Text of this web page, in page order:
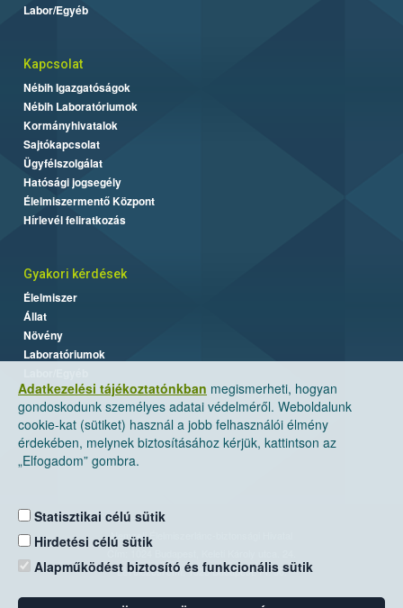
Adatkezelési tájékoztatónkban megismerheti, hogyan
gondoskodunk személyes adatai védelméről. Weboldalunk
cookie-kat (sütiket) használ a jobb felhasználói élmény
érdekében, melynek biztosításához kérjük, kattintson az
„Elfogadom” gombra.
Statisztikai célú sütik
Hirdetési célú sütik
Alapműködést biztosító és funkcionális sütik
Labor/Egyéb
Kapcsolat
Nébih Igazgatóságok
Nébih Laboratóriumok
Kormányhivatalok
Sajtókapcsolat
Ügyfélszolgálat
Hatósági jogsegély
Élelmiszermentő Központ
Hírlevél feliratkozás
Gyakori kérdések
Élelmiszer
Állat
Növény
Laboratóriumok
Nemzeti Élelmiszerlánc-biztonsági Hivatal
Levelezési cím: 1525 Budapest. Pf. 30.